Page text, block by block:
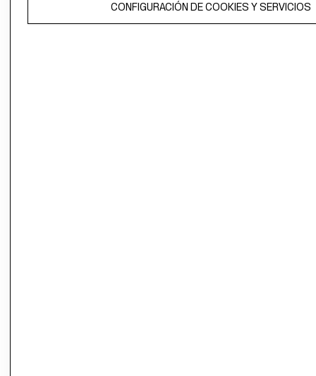
CAMBIAR REGIÓN
CONFIGURACIÓN DE COOKIES Y SERVICIOS